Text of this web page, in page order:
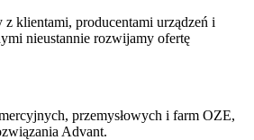
z klientami, producentami urządzeń i
nieustannie rozwijamy ofertę
przemysłowych i farm OZE,
Advant.